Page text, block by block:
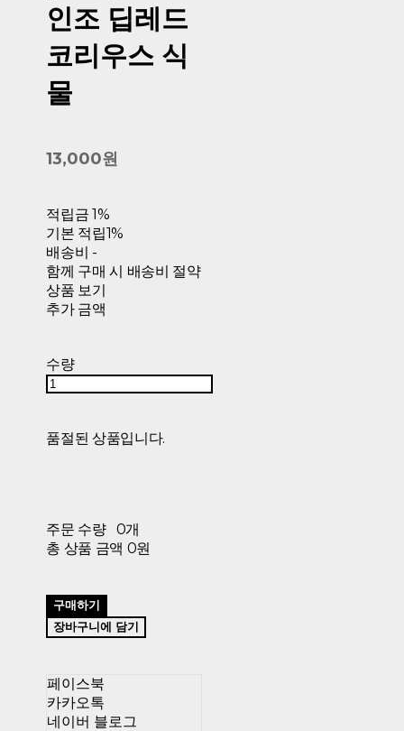
인조 딥레드
코리우스 식
물
13,000원
적립금 1%
기본 적립1%
배송비 -
함께 구매 시 배송비 절약
상품 보기
추가 금액
수량
품절된 상품입니다.
주문 수량
0개
총 상품 금액 0원
구매하기
장바구니에 담기
페이스북
카카오톡
네이버 블로그